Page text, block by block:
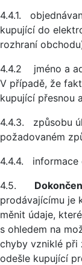
4.4.1.
kupující do
rozhraní
4.4.2 jméno a
V případě, že
kupující přesnou
4.4.3. způsobu
požadovaném
4.4.4. informace
4.5.
prodávajícímu je
měnit údaje,
s ohledem na
chyby vzniklé při
odešle kupující